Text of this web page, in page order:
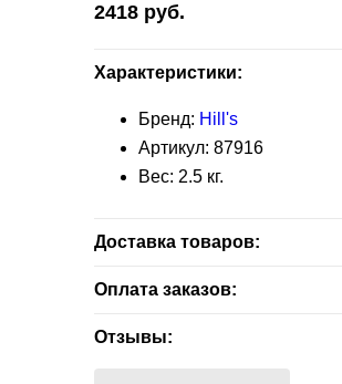
2418 руб.
Характеристики:
Бренд: Hill's
Артикул: 87916
Вес: 2.5 кг.
Доставка товаров:
Бесплатная доставка —
Оплата заказов:
Расчет наличными - при
Отзывы: